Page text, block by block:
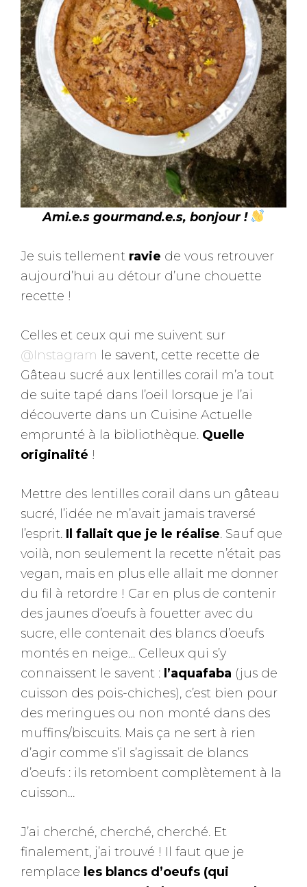
Ami.e.s gourmand.e.s, bonjour !
Je suis tellement ravie de vous retrouver
aujourd’hui au détour d’une chouette
recette !
Celles et ceux qui me suivent sur
@Instagram le savent, cette recette de
Gâteau sucré aux lentilles corail m’a tout
de suite tapé dans l’oeil lorsque je l’ai
découverte dans un Cuisine Actuelle
emprunté à la bibliothèque. Quelle
originalité !
Mettre des lentilles corail dans un gâteau
sucré, l’idée ne m’avait jamais traversé
l’esprit. Il fallait que je le réalise. Sauf que
voilà, non seulement la recette n’était pas
vegan, mais en plus elle allait me donner
du fil à retordre ! Car en plus de contenir
des jaunes d’oeufs à fouetter avec du
sucre, elle contenait des blancs d’oeufs
montés en neige… Celleux qui s’y
connaissent le savent : l’aquafaba (jus de
cuisson des pois-chiches), c’est bien pour
des meringues ou non monté dans des
muffins/biscuits. Mais ça ne sert à rien
d’agir comme s’il s’agissait de blancs
d’oeufs : ils retombent complètement à la
cuisson…
J’ai cherché, cherché, cherché. Et
finalement, j’ai trouvé ! Il faut que je
remplace les blancs d’oeufs (qui